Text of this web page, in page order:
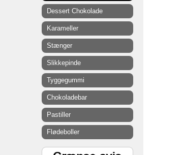
Dessert Chokolade
Karameller
Stænger
Slikkepinde
Tyggegummi
Chokoladebar
Pastiller
Flødeboller